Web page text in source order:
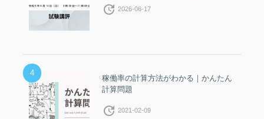
update 2026-06-17
4
稼働率の計算方法がわかる｜かんたん
計算問題
update 2021-02-09